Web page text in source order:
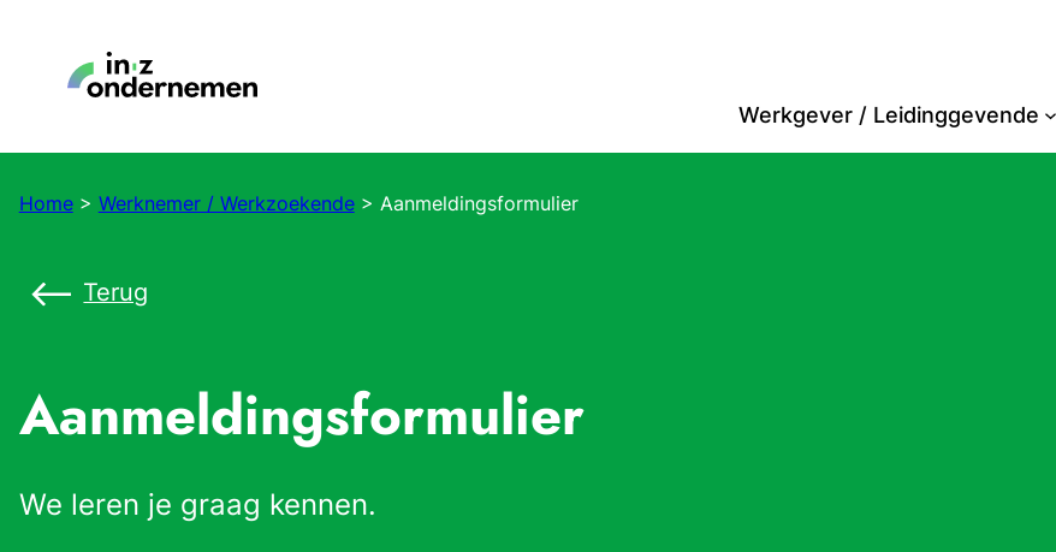
Werkgever / Leidinggevende
Home> Werknemer / Werkzoekende> Aanmeldingsformulier
Terug
Aanmeldingsformulier
We leren je graag kennen.